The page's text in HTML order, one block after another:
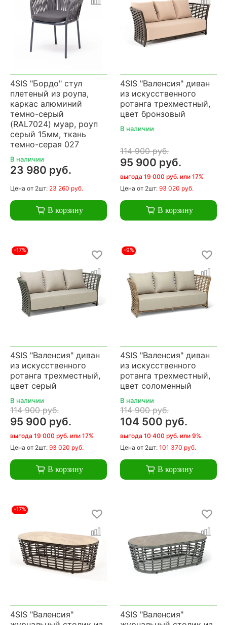
4SIS "Бордо" стул
плетеный из роупа,
каркас алюминий
темно-серый
(RAL7024) муар, роуп
серый 15мм, ткань
темно-серая 027
В наличии
23 980 руб.
Цена от 2шт: 23 260 руб.
В корзину
4SIS "Валенсия" диван
из искусственного
ротанга трехместный,
цвет бронзовый
В наличии
114 900 руб.
95 900 руб.
выгода 19 000 руб. или 17%
Цена от 2шт: 93 020 руб.
В корзину
-17%
4SIS "Валенсия" диван
из искусственного
ротанга трехместный,
цвет серый
В наличии
114 900 руб.
95 900 руб.
выгода 19 000 руб. или 17%
Цена от 2шт: 93 020 руб.
В корзину
-9%
4SIS "Валенсия" диван
из искусственного
ротанга трехместный,
цвет соломенный
В наличии
114 900 руб.
104 500 руб.
выгода 10 400 руб. или 9%
Цена от 2шт: 101 370 руб.
В корзину
-17%
4SIS "Валенсия"
4SIS "Валенсия"